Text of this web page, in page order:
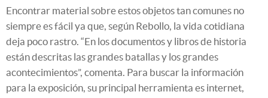
Encontrar material sobre estos objetos tan comunes no
siempre es fácil ya que, según Rebollo, la vida cotidiana
deja poco rastro. “En los documentos y libros de historia
están descritas las grandes batallas y los grandes
acontecimientos”, comenta. Para buscar la información
para la exposición, su principal herramienta es internet,